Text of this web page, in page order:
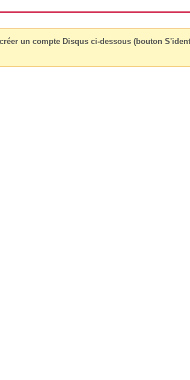
un compte Disqus ci-dessous (bouton